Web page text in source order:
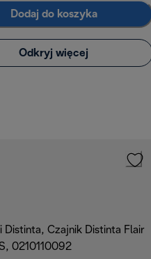
Dodaj do koszyka
Odkryj więcej